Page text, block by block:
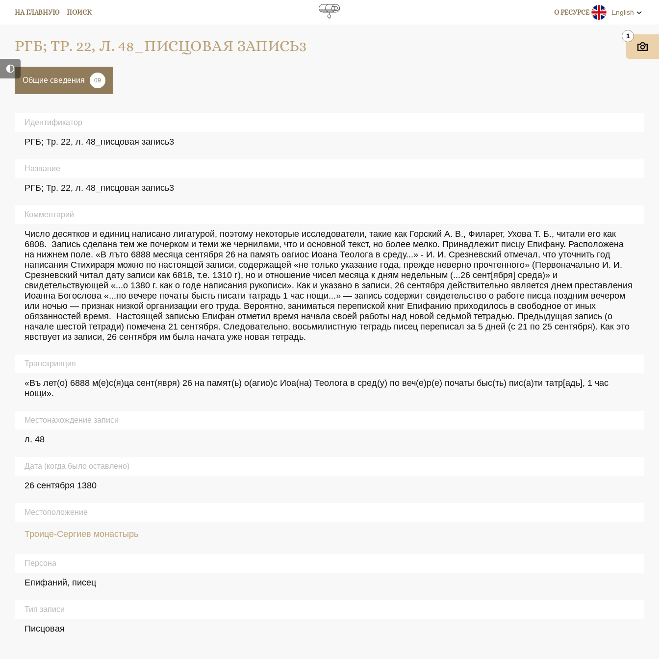
НА ГЛАВНУЮ ПОИСК О РЕСУРСЕ English
РГБ; ТР. 22, Л. 48_ПИСЦОВАЯ ЗАПИСЬ3
Общие сведения 09
Идентификатор
РГБ; Тр. 22, л. 48_писцовая запись3
Название
РГБ; Тр. 22, л. 48_писцовая запись3
Комментарий
Число десятков и единиц написано лигатурой, поэтому некоторые исследователи, такие как Горский А. В., Филарет, Ухова Т. Б., читали его как
6808.  Запись сделана тем же почерком и теми же чернилами, что и основной текст, но более мелко. Принадлежит писцу Епифану. Расположена
на нижнем поле. «В лъто 6888 месяца сентября 26 на память оагиос Иоана Теолога в среду...» - И. И. Срезневский отмечал, что уточнить год
написания Стихираря можно по настоящей записи, содержащей «не только указание года, прежде неверно прочтенного» (Первоначально И. И.
Срезневский читал дату записи как 6818, т.е. 1310 г), но и отношение чисел месяца к дням недельным (...26 сент[ября] среда)» и
свидетельствующей «...о 1380 г. как о годе написания рукописи». Как и указано в записи, 26 сентября действительно является днем преставления
Иоанна Богослова «...по вечере початы бысть писати татрадь 1 час нощи...» — запись содержит свидетельство о работе писца поздним вечером
или ночью — признак низкой организации его труда. Вероятно, заниматься перепиской книг Епифанию приходилось в свободное от иных
обязанностей время.  Настоящей записью Епифан отметил время начала своей работы над новой седьмой тетрадью. Предыдущая запись (о
начале шестой тетради) помечена 21 сентября. Следовательно, восьмилистную тетрадь писец переписал за 5 дней (с 21 по 25 сентября). Как это
явствует из записи, 26 сентября им была начата уже новая тетрадь.
Транскрипция
«Въ лет(о) 6888 м(е)с(я)ца сент(явря) 26 на памят(ь) о(агио)с Иоа(на) Теолога в сред(у) по веч(е)р(е) початы быс(ть) пис(а)ти татр[адь], 1 час
нощи».
Местонахождение записи
л. 48
Дата (когда было оставлено)
26 сентября 1380
Местоположение
Троице-Сергиев монастырь
Персона
Епифаний, писец
Тип записи
Писцовая
1